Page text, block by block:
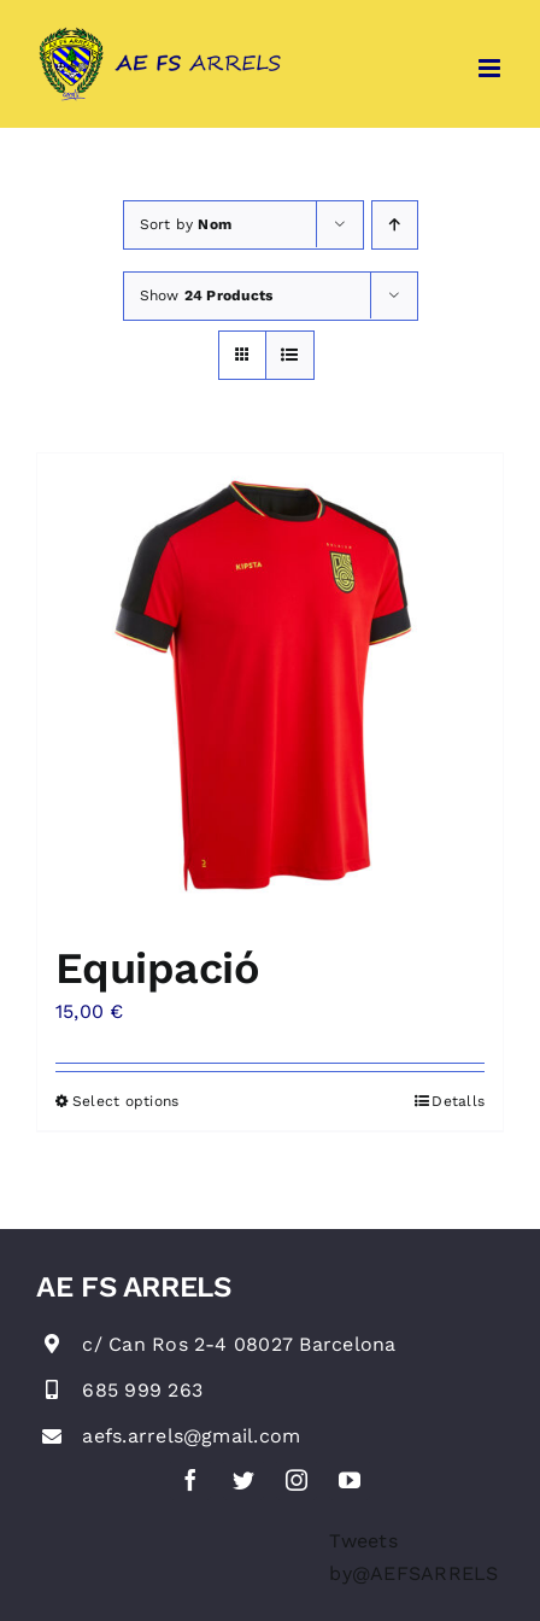
content
Sort byNom
Show 24 Products
Equipació
15,00 €
Select options Detalls
AE FS ARRELS
c/ Can Ros 2-4 08027 Barcelona
685 999 263
aefs.arrels@gmail.com
Tweets
by@AEFSARRELS